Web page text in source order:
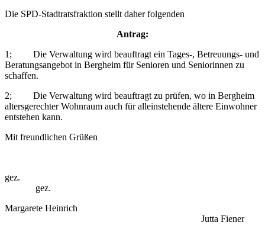
Die SPD-Stadtratsfraktion stellt daher folgenden
Antrag:
1; Die Verwaltung wird beauftragt ein Tages-, Betreuungs- und
Beratungsangebot in Bergheim für Senioren und Seniorinnen zu
schaffen.
2; Die Verwaltung wird beauftragt zu prüfen, wo in Bergheim
altersgerechter Wohnraum auch für alleinstehende ältere Einwohner
entstehen kann.
Mit freundlichen Grüßen
gez.
gez.
Margarete Heinrich
Jutta Fiener